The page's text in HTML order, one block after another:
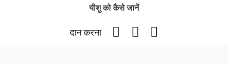
यीशु को कैसे जानें
दान करना